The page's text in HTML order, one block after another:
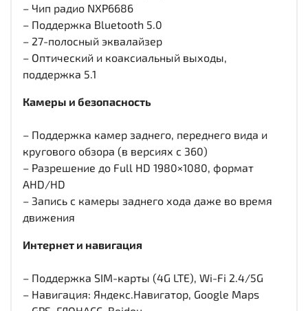
– Чип радио NXP6686
– Поддержка Bluetooth 5.0
– 27-полосный эквалайзер
– Оптический и коаксиальный выходы,
поддержка 5.1
Камеры и безопасность
– Поддержка камер заднего, переднего вида и
кругового обзора (в версиях с 360)
– Разрешение до Full HD 1980×1080, формат
AHD/HD
– Запись с камеры заднего хода даже во время
движения
Интернет и навигация
– Поддержка SIM-карты (4G LTE), Wi-Fi 2.4/5G
– Навигация: Яндекс.Навигатор, Google Maps